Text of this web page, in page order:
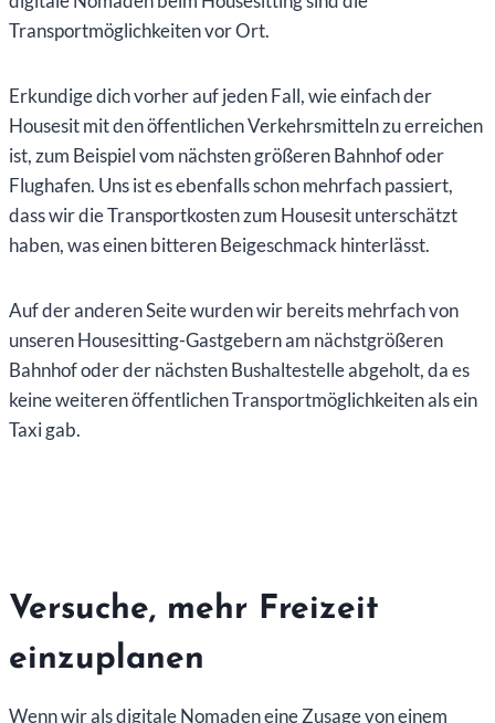
Transportmöglichkeiten vor Ort.
Erkundige dich vorher auf jeden Fall, wie einfach der
Housesit mit den öffentlichen Verkehrsmitteln zu erreichen
ist, zum Beispiel vom nächsten größeren Bahnhof oder
Flughafen. Uns ist es ebenfalls schon mehrfach passiert,
dass wir die Transportkosten zum Housesit unterschätzt
haben, was einen bitteren Beigeschmack hinterlässt.
Auf der anderen Seite wurden wir bereits mehrfach von
unseren Housesitting-Gastgebern am nächstgrößeren
Bahnhof oder der nächsten Bushaltestelle abgeholt, da es
keine weiteren öffentlichen Transportmöglichkeiten als ein
Taxi gab.
Versuche, mehr Freizeit
einzuplanen
Wenn wir als digitale Nomaden eine Zusage von einem